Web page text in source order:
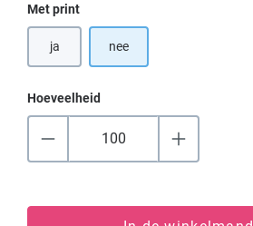
Selecteer
Met print
ja nee
Hoeveelheid